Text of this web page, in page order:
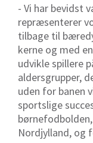
- Vi har bevidst
repræsenterer
tilbage til
kerne og med
udvikle spillere
aldersgrupper,
uden for banen
sportslige
Nordjylland,